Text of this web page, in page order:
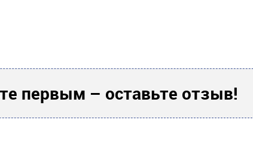
первым – оставьте отзыв!